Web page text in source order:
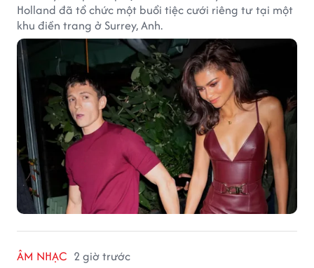
Holland đã tổ chức một buổi tiệc cưới riêng tư tại một
khu điền trang ở Surrey, Anh.
ÂM NHẠC 2 giờ trước